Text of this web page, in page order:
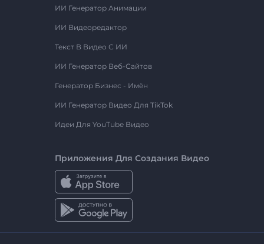
ИИ Генератор Анимации
ИИ Видеоредактор
Текст В Видео С ИИ
ИИ Генератор Веб-Сайтов
Генератор Бизнес - Имён
ИИ Генератор Видео Для TikTok
Идеи Для YouTube Видео
Приложения Для Создания Видео